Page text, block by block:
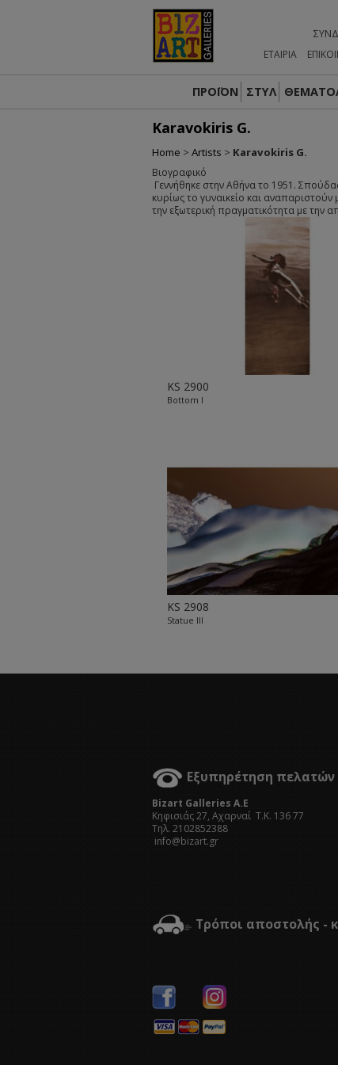
ΕΤΑΙΡΙΑ
ΠΡΟΪΟΝ ΣΤΥΛ
Karavokiris G.
Home > Artists > Karavokiris G.
Βιογραφικό
Γεννήθηκε στην Αθήνα το 1951.
κυρίως το γυναικείο και
την εξωτερική πραγματικότητα με την
KS 2900
Bottom I
KS 2908
Statue III
Εξυπηρέτηση πελατών
Bizart Galleries A.E
Kηφισιάς 27, Αχαρναί Τ.Κ. 136 77
Τηλ. 2102852388
info@bizart.gr
Τρόποι αποστολής -